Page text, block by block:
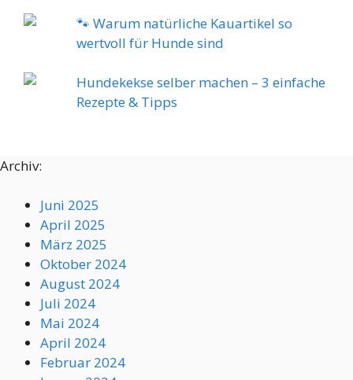
🐾 Warum natürliche Kauartikel so
wertvoll für Hunde sind
Hundekekse selber machen – 3 einfache
Rezepte & Tipps
Archiv:
Juni 2025
April 2025
März 2025
Oktober 2024
August 2024
Juli 2024
Mai 2024
April 2024
Februar 2024